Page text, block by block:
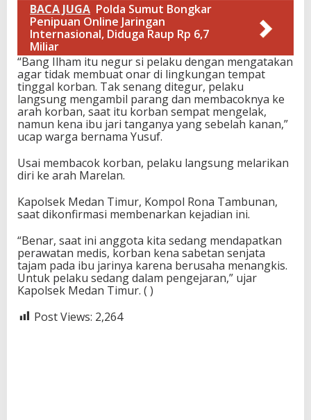
BACA JUGA Polda Sumut Bongkar
Penipuan Online Jaringan
Internasional, Diduga Raup Rp 6,7
Miliar
“Bang Ilham itu negur si pelaku dengan mengatakan
agar tidak membuat onar di lingkungan tempat
tinggal korban. Tak senang ditegur, pelaku
langsung mengambil parang dan membacoknya ke
arah korban, saat itu korban sempat mengelak,
namun kena ibu jari tanganya yang sebelah kanan,”
ucap warga bernama Yusuf.
Usai membacok korban, pelaku langsung melarikan
diri ke arah Marelan.
Kapolsek Medan Timur, Kompol Rona Tambunan,
saat dikonfirmasi membenarkan kejadian ini.
“Benar, saat ini anggota kita sedang mendapatkan
perawatan medis, korban kena sabetan senjata
tajam pada ibu jarinya karena berusaha menangkis.
Untuk pelaku sedang dalam pengejaran,” ujar
Kapolsek Medan Timur. ( )
Post Views: 2,264